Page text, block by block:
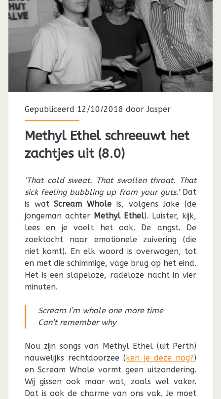
Gepubliceerd 12/10/2018 doorJasper
Methyl Ethel schreeuwt het
zachtjes uit (8.0)
‘That cold sweat. That swollen throat. That
sick feeling bubbling up from your guts.’Dat
is watScream Whole is, volgens Jake (de
jongeman achter Methyl Ethel). Luister, kijk,
lees en je voelt het ook. De angst. De
zoektocht naar emotionele zuivering (die
niet komt). En elk woord is overwogen, tot
en met die schimmige, vage brug op het eind.
Het is een slapeloze, radeloze nacht in vier
minuten.
Scream I’m whole one more time
Can’t remember why
Nou zijn songs van Methyl Ethel (uit Perth)
nauwelijks rechtdoorzee ( ken je deze nog?)
en Scream Whole vormt geen uitzondering.
Wij gissen ook maar wat, zoals wel vaker.
Dat is ook de charme van ons vak. Je moet